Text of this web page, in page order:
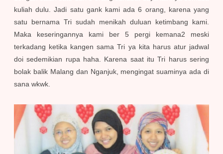
kuliah dulu. Jadi satu gank kami ada 6 orang, karena yang
satu bernama Tri sudah menikah duluan ketimbang kami.
Maka keseringannya kami ber 5 pergi kemana2 meski
terkadang ketika kangen sama Tri ya kita harus atur jadwal
doi sedemikian rupa haha. Karena saat itu Tri harus sering
bolak balik Malang dan Nganjuk, mengingat suaminya ada di
sana wkwk.